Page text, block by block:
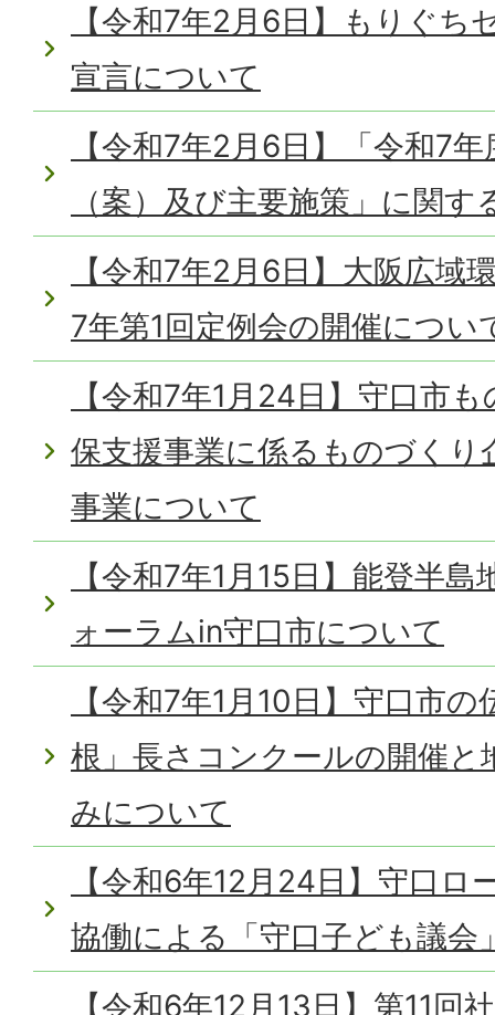
【令和7年2月6日】もりぐち
宣言について
【令和7年2月6日】「令和7
（案）及び主要施策」に関
【令和7年2月6日】大阪広域
7年第1回定例会の開催につい
【令和7年1月24日】守口市
保支援事業に係るものづくり
事業について
【令和7年1月15日】能登半
ォーラムin守口市について
【令和7年1月10日】守口市
根」長さコンクールの開催と
みについて
【令和6年12月24日】守口
協働による「守口子ども議会
【令和6年12月13日】第11回